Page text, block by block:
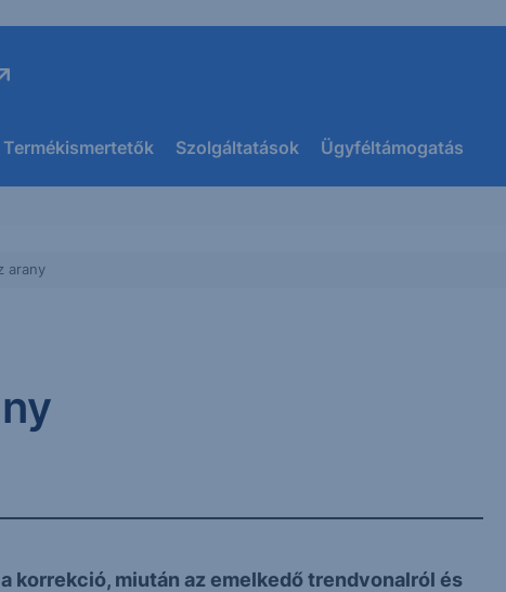
Termékismertetők Szolgáltatások Ügyféltámogatás
arany
korrekció, miután az emelkedő trendvonalról és